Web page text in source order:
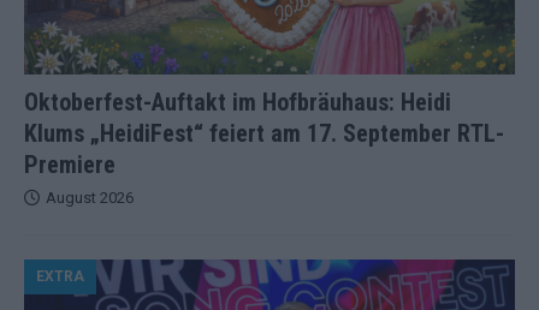
Oktoberfest-Auftakt im Hofbräuhaus: Heidi
Klums „HeidiFest“ feiert am 17. September RTL-
Premiere
August 2026
EXTRA